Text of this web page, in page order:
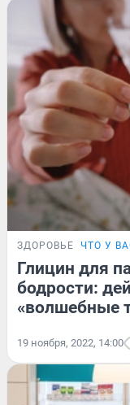
ЗДОРОВЬЕ ЧТО У
Глицин для
бодрости:
«волшебные
19 ноября, 2022, 14:00